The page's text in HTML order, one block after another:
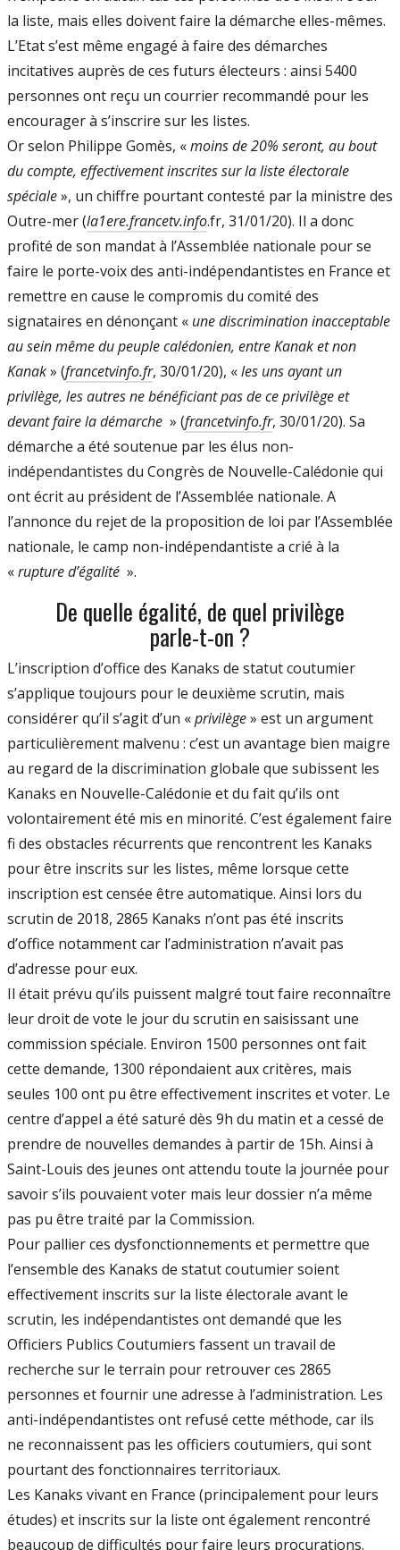
la liste, mais elles doivent faire la démarche elles-mêmes.
L’Etat s’est même engagé à faire des démarches
incitatives auprès de ces futurs électeurs : ainsi 5400
personnes ont reçu un courrier recommandé pour les
encourager à s’inscrire sur les listes.
Or selon Philippe Gomès, «moins de 20% seront, au bout
du compte, effectivement inscrites sur la liste électorale
spéciale», un chiffre pourtant contesté par la ministre des
Outre-mer (la1ere.francetv.info.fr, 31/01/20). Il a donc
profité de son mandat à l’Assemblée nationale pour se
faire le porte-voix des anti-indépendantistes en France et
remettre en cause le compromis du comité des
signataires en dénonçant « une discrimination inacceptable
au sein même du peuple calédonien, entre Kanak et non
Kanak» (francetvinfo.fr, 30/01/20), «les uns ayant un
privilège, les autres ne bénéficiant pas de ce privilège et
devant faire la démarche » (francetvinfo.fr, 30/01/20). Sa
démarche a été soutenue par les élus non-
indépendantistes du Congrès de Nouvelle-Calédonie qui
ont écrit au président de l’Assemblée nationale. A
l’annonce du rejet de la proposition de loi par l’Assemblée
nationale, le camp non-indépendantiste a crié à la
«rupture d’égalité ».
De quelle égalité, de quel privilège
parle-t-on ?
L’inscription d’office des Kanaks de statut coutumier
s’applique toujours pour le deuxième scrutin, mais
considérer qu’il s’agit d’un «privilège» est un argument
particulièrement malvenu : c’est un avantage bien maigre
au regard de la discrimination globale que subissent les
Kanaks en Nouvelle-Calédonie et du fait qu’ils ont
volontairement été mis en minorité. C’est également faire
fi des obstacles récurrents que rencontrent les Kanaks
pour être inscrits sur les listes, même lorsque cette
inscription est censée être automatique. Ainsi lors du
scrutin de 2018, 2865 Kanaks n’ont pas été inscrits
d’office notamment car l’administration n’avait pas
d’adresse pour eux.
Il était prévu qu’ils puissent malgré tout faire reconnaître
leur droit de vote le jour du scrutin en saisissant une
commission spéciale. Environ 1500 personnes ont fait
cette demande, 1300 répondaient aux critères, mais
seules 100 ont pu être effectivement inscrites et voter. Le
centre d’appel a été saturé dès 9h du matin et a cessé de
prendre de nouvelles demandes à partir de 15h. Ainsi à
Saint-Louis des jeunes ont attendu toute la journée pour
savoir s’ils pouvaient voter mais leur dossier n’a même
pas pu être traité par la Commission.
Pour pallier ces dysfonctionnements et permettre que
l’ensemble des Kanaks de statut coutumier soient
effectivement inscrits sur la liste électorale avant le
scrutin, les indépendantistes ont demandé que les
Officiers Publics Coutumiers fassent un travail de
recherche sur le terrain pour retrouver ces 2865
personnes et fournir une adresse à l’administration. Les
anti-indépendantistes ont refusé cette méthode, car ils
ne reconnaissent pas les officiers coutumiers, qui sont
pourtant des fonctionnaires territoriaux.
Les Kanaks vivant en France (principalement pour leurs
études) et inscrits sur la liste ont également rencontré
beaucoup de difficultés pour faire leurs procurations.